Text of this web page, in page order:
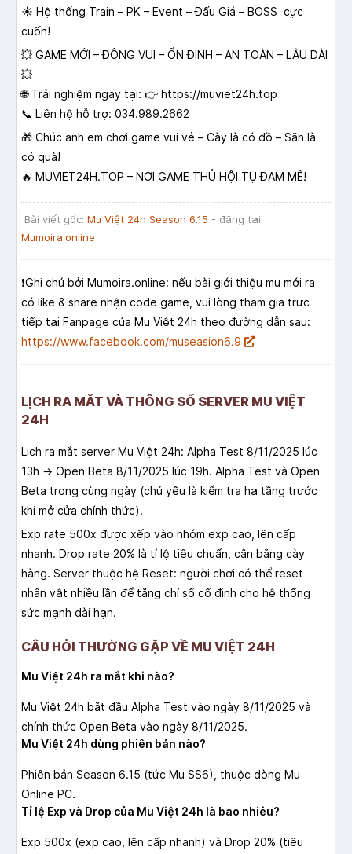
☀ Hệ thống Train – PK – Event – Đấu Giá – BOSS cực
cuốn!
💥 GAME MỚI – ĐÔNG VUI – ỔN ĐỊNH – AN TOÀN – LÂU DÀI
💥
🌐 Trải nghiệm ngay tại: 👉 https://muviet24h.top
📞 Liên hệ hỗ trợ: 034.989.2662
🎁 Chúc anh em chơi game vui vẻ – Cày là có đồ – Săn là
có quà!
🔥 MUVIET24H.TOP – NƠI GAME THỦ HỘI TỤ ĐAM MÊ!
Bài viết gốc: Mu Việt 24h Season 6.15 - đăng tại
Mumoira.online
❗️Ghi chú bởi Mumoira.online: nếu bài giới thiệu mu mới ra
có like & share nhận code game, vui lòng tham gia trực
tiếp tại Fanpage của Mu Việt 24h theo đường dẫn sau:
https://www.facebook.com/museasion6.9
LỊCH RA MẮT VÀ THÔNG SỐ SERVER MU VIỆT
24H
Lịch ra mắt server Mu Việt 24h: Alpha Test 8/11/2025 lúc
13h → Open Beta 8/11/2025 lúc 19h. Alpha Test và Open
Beta trong cùng ngày (chủ yếu là kiểm tra hạ tầng trước
khi mở cửa chính thức).
Exp rate 500x được xếp vào nhóm exp cao, lên cấp
nhanh. Drop rate 20% là tỉ lệ tiêu chuẩn, cân bằng cày
hàng. Server thuộc hệ Reset: người chơi có thể reset
nhân vật nhiều lần để tăng chỉ số cố định cho hệ thống
sức mạnh dài hạn.
CÂU HỎI THƯỜNG GẶP VỀ MU VIỆT 24H
Mu Việt 24h ra mắt khi nào?
Mu Việt 24h bắt đầu Alpha Test vào ngày 8/11/2025 và
chính thức Open Beta vào ngày 8/11/2025.
Mu Việt 24h dùng phiên bản nào?
Phiên bản Season 6.15 (tức Mu SS6), thuộc dòng Mu
Online PC.
Tỉ lệ Exp và Drop của Mu Việt 24h là bao nhiêu?
Exp 500x (exp cao, lên cấp nhanh) và Drop 20% (tiêu